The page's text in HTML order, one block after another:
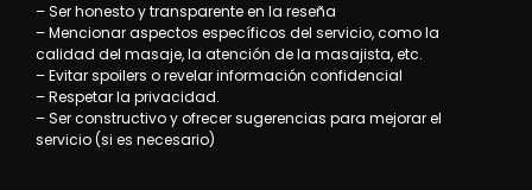
– Ser honesto y transparente en la reseña
– Mencionar aspectos específicos del servicio, como la
calidad del masaje, la atención de la masajista, etc.
– Evitar spoilers o revelar información confidencial
– Respetar la privacidad.
– Ser constructivo y ofrecer sugerencias para mejorar el
servicio (si es necesario)